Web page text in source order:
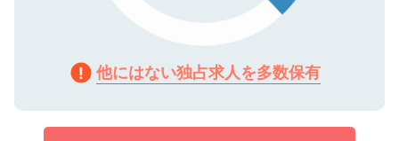
他にはない独占求人を多数保有